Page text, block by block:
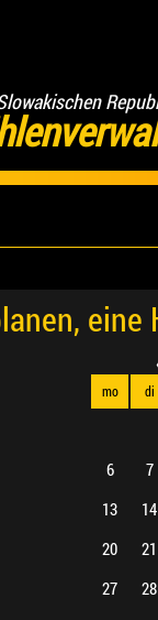
eine
mo di
6
7
13
14
20
21
27
28